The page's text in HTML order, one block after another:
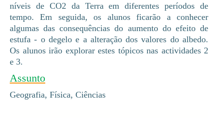
níveis de CO2 da Terra em diferentes períodos de
tempo. Em seguida, os alunos ficarão a conhecer
algumas das consequências do aumento do efeito de
estufa - o degelo e a alteração dos valores do albedo.
Os alunos irão explorar estes tópicos nas actividades 2
e 3.
Assunto
Geografia, Física, Ciências